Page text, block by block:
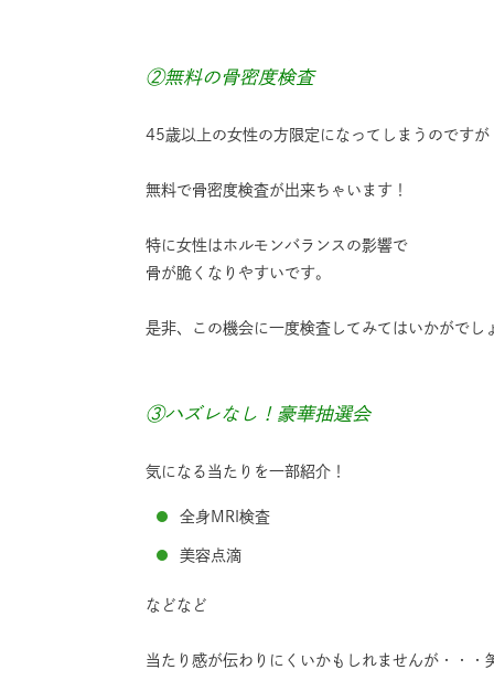
②無料の骨密度検査
45歳以上の女性の方限定になってしまうのですが
無料で骨密度検査が出来ちゃいます！
特に女性はホルモンバランスの影響で
骨が脆くなりやすいです。
是非、この機会に一度検査してみてはいかがでし
③ハズレなし！豪華抽選会
気になる当たりを一部紹介！
全身MRI検査
美容点滴
などなど
当たり感が伝わりにくいかもしれませんが・・・